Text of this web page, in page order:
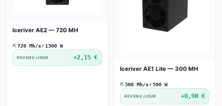
Iceriver AE2 — 720 MH
⛏720 Mh/s⚡ 1300 W
REVENU /JOUR
+2,15 €
Iceriver AE1 Lite — 300 MH
⛏300 Mh/s⚡500 W
REVENU /JOUR +0,90 €